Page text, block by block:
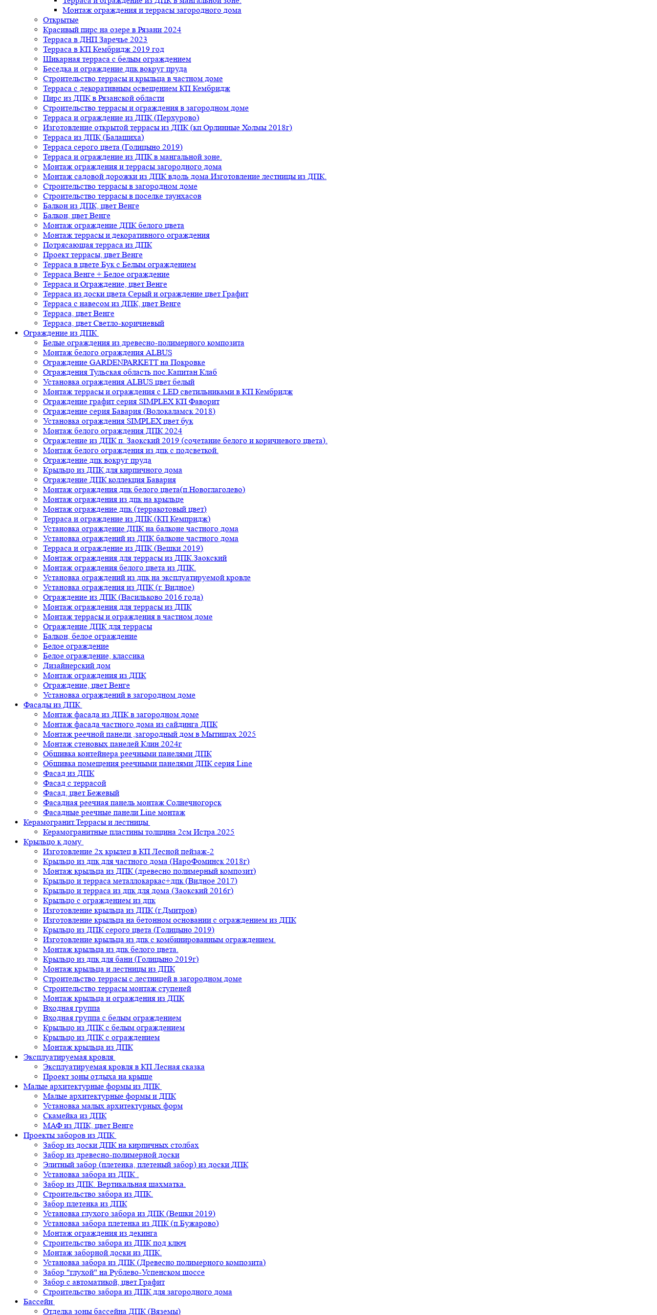
Монтаж ограждения и террасы загородного дома
Открытые
Красивый пирс на озере в Рязани 2024
Терраса в ДНП Заречье 2023
Терраса в КП Кембридж 2019 год
Шикарная терраса с белым ограждением
Беседка и ограждение дпк вокруг пруда
Строительство террасы и крыльца в частном доме
Терраса с декоративным освещением КП Кембридж
Пирс из ДПК в Рязанской области
Строительство террасы и ограждения в загородном доме
Терраса и ограждение из ДПК (Перхурово)
Изготовление открытой террасы из ДПК (кп Орлинные Холмы 2018г)
Терраса из ДПК (Балашиха)
Терраса серого цвета (Голицыно 2019)
Терраса и ограждение из ДПК в мангальной зоне.
Монтаж ограждения и террасы загородного дома
Монтаж садовой дорожки из ДПК вдоль дома.Изготовление лестницы из ДПК.
Строительство террасы в загородном доме
Строительство террасы в поселке таунхасов
Балкон из ДПК, цвет Венге
Балкон, цвет Венге
Монтаж ограждение ДПК белого цвета
Монтаж террасы и декоративного ограждения
Потрясающая терраса из ДПК
Проект террасы, цвет Венге
Терраса в цвете Бук с Белым ограждением
Терраса Венге + Белое ограждение
Терраса и Ограждение, цвет Венге
Терраса из доски цвета Серый и ограждение цвет Графит
Терраса с навесом из ДПК, цвет Венге
Терраса, цвет Венге
Терраса, цвет Светло-коричневый
Ограждение из ДПК
Белые ограждения из древесно-полимерного композита
Монтаж белого ограждения ALBUS
Ограждение GARDENPARKETT на Покровке
Ограждения Тульская область пос.Капитан Клаб
Установка ограждения ALBUS цвет белый
Монтаж террасы и ограждения с LED светильниками в КП Кембридж
Ограждение графит серия SIMPLEX КП Фаворит
Ограждение серия Бавария (Волокаламск 2018)
Установка ограждения SIMPLEX цвет бук
Монтаж белого ограждения ДПК 2024
Ограждение из ДПК п. Заокский 2019 (сочетание белого и коричневого цвета).
Монтаж белого ограждения из дпк с подсветкой.
Ограждение дпк вокруг пруда
Крыльцо из ДПК для кирпичного дома
Ограждение ДПК коллекция Бавария
Монтаж ограждения дпк белого цвета(п.Новоглаголево)
Монтаж ограждения из дпк на крыльце
Монтаж ограждение дпк (терракотовый цвет)
Терраса и ограждение из ДПК (КП Кемпридж)
Установка ограждение ДПК на балконе частного дома
Установка ограждений из ДПК балконе частного дома
Терраса и ограждение из ДПК (Вешки 2019)
Монтаж ограждения для террасы из ДПК.Заокский
Монтаж ограждения белого цвета из ДПК.
Установка ограждений из дпк на эксплуатируемой кровле
Установка ограждения из ДПК (г. Видное)
Ограждение из ДПК (Васильково 2016 года)
Монтаж ограждения для террасы из ДПК
Монтаж террасы и ограждения в частном доме
Ограждение ДПК для террасы
Балкон, белое ограждение
Белое ограждение
Белое ограждение, классика
Дизайнерский дом
Монтаж ограждения из ДПК
Ограждение, цвет Венге
Установка ограждений в загородном доме
Фасады из ДПК
Монтаж фасада из ДПК в загородном доме
Монтаж фасада частного дома из сайдинга ДПК
Монтаж реечной панели ,загородный дом в Мытищах 2025
Монтаж стеновых панелей Клин 2024г
Обшивка контейнера реечными панелями ДПК
Обшивка помещения реечными панелями ДПК серия Line
Фасад из ДПК
Фасад с террасой
Фасад, цвет Бежевый
Фасадная реечная панель монтаж Солнечногорск
Фасадные реечные панели Line монтаж
Керамогранит.Террасы и лестницы
Керамогранитные пластины толщина 2см Истра.2025
Крыльцо к дому
Изготовление 2х крылец в КП Лесной пейзаж-2
Крыльцо из дпк для частного дома (НароФоминск 2018г)
Монтаж крыльца из ДПК (древесно полимерный композит)
Крыльцо и терраса металлокаркас+дпк (Видное 2017)
Крыльцо и терраса из дпк для дома (Заокский 2016г)
Крыльцо с ограждением из дпк
Изготовление крыльца из ДПК (г.Дмитров)
Изготовление крыльца на бетонном основании с ограждением из ДПК
Крыльцо из ДПК серого цвета (Голицыно 2019)
Изготовление крыльца из дпк с комбинированным ограждением.
Монтаж крыльца из дпк белого цвета.
Крыльцо из дпк для бани (Голицыно 2019г)
Монтаж крыльца и лестницы из ДПК
Строительство террасы с лестницей в загородном доме
Строительство террасы монтаж ступеней
Монтаж крыльца и ограждения из ДПК
Входная группа
Входная группа с белым ограждением
Крыльцо из ДПК с белым ограждением
Крыльцо из ДПК с ограждением
Монтаж крыльца из ДПК
Эксплуатируемая кровля
Эксплуатируемая кровля в КП Лесная сказка
Проект зоны отдыха на крыше
Малые архитектурные формы из ДПК
Малые архитектурные формы и ДПК
Установка малых архитектурных форм
Скамейка из ДПК
МАФ из ДПК, цвет Венге
Проекты заборов из ДПК
Забор из доски ДПК на кирпичных столбах
Забор из древесно-полимерной доски
Элитный забор (плетенка, плетеный забор) из доски ДПК
Установка забора из ДПК .
Забор из ДПК. Вертикальная шахматка.
Строительство забора из ДПК.
Забор плетенка из ДПК
Установка глухого забора из ДПК (Вешки 2019)
Установка забора плетенка из ДПК (п.Бужарово)
Монтаж ограждения из декинга
Строительство забора из ДПК под ключ
Монтаж заборной доски из ДПК.
Установка забора из ДПК (Древесно полимерного композита)
Забор "глухой" на Рублево-Успенском шоссе
Забор с автоматикой, цвет Графит
Строительство забора из ДПК для загородного дома
Бассейн
Отделка зоны бассейна ДПК (Вяземы)